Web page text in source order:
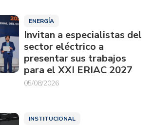
ENERGÍA
Invitan a especialistas del
sector eléctrico a
presentar sus trabajos
para el XXI ERIAC 2027
05/08/2026
INSTITUCIONAL